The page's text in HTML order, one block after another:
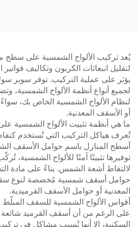
يُعد تركيب الألواح الشمسية على
لتقليل انبعاثات الكربون وتكاليف
يؤثر على عملية التركيب. توفر سوبر
لجميع أنواع أنظمة الألواح الشمسية،
لنظام الألواح الشمسية الخاص بك،
أو الأسقف المعدنية.
ما هي أنظمة تثبيت الألواح الشمسية
تُعرف هياكل التركيب التي تُستخدم
أسطح المنازل باسم حوامل الأسقف
توفيرها تثبيتًا آمنًا للألواح الشمسية،
لالتقاط أشعة الشمس. بناءً على مادة
حوامل أسقف شمسية مُخصصة لنوع
المعدنية أو حوامل الأسقف القرميدية.
أقواس الألواح الشمسية للسقف المبلّط
على الرغم من أن أسقف القرميد
السكنية، إلا أنها تُسبب مشاكل في